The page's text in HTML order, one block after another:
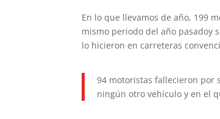
En lo que llevamos de año, 199
mismo periodo del año pasadoy
lo hicieron en carreteras
94 motoristas fallecieron por
ningún otro vehículo y en el